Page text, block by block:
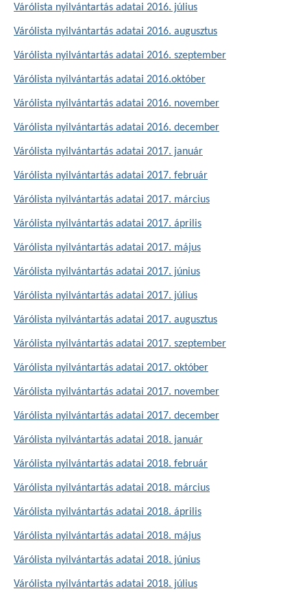
Várólista nyilvántartás adatai 2016. július
Várólista nyilvántartás adatai 2016. augusztus
Várólista nyilvántartás adatai 2016. szeptember
Várólista nyilvántartás adatai 2016.október
Várólista nyilvántartás adatai 2016. november
Várólista nyilvántartás adatai 2016. december
Várólista nyilvántartás adatai 2017. január
Várólista nyilvántartás adatai 2017. február
Várólista nyilvántartás adatai 2017. március
Várólista nyilvántartás adatai 2017. április
Várólista nyilvántartás adatai 2017. május
Várólista nyilvántartás adatai 2017. június
Várólista nyilvántartás adatai 2017. július
Várólista nyilvántartás adatai 2017. augusztus
Várólista nyilvántartás adatai 2017. szeptember
Várólista nyilvántartás adatai 2017. október
Várólista nyilvántartás adatai 2017. november
Várólista nyilvántartás adatai 2017. december
Várólista nyilvántartás adatai 2018. január
Várólista nyilvántartás adatai 2018. február
Várólista nyilvántartás adatai 2018. március
Várólista nyilvántartás adatai 2018. április
Várólista nyilvántartás adatai 2018. május
Várólista nyilvántartás adatai 2018. június
Várólista nyilvántartás adatai 2018. július